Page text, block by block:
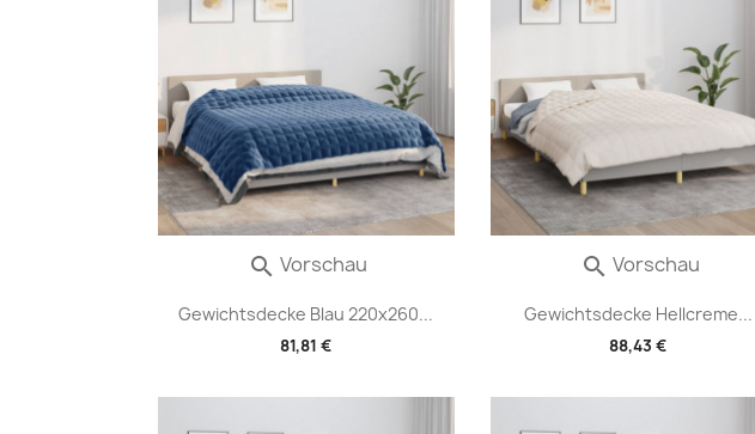
Gewichtsdecke Blau 220x260...
81,81 €
 Vorschau
Gewichtsdecke Hellcreme...
88,43 €
 Vorschau